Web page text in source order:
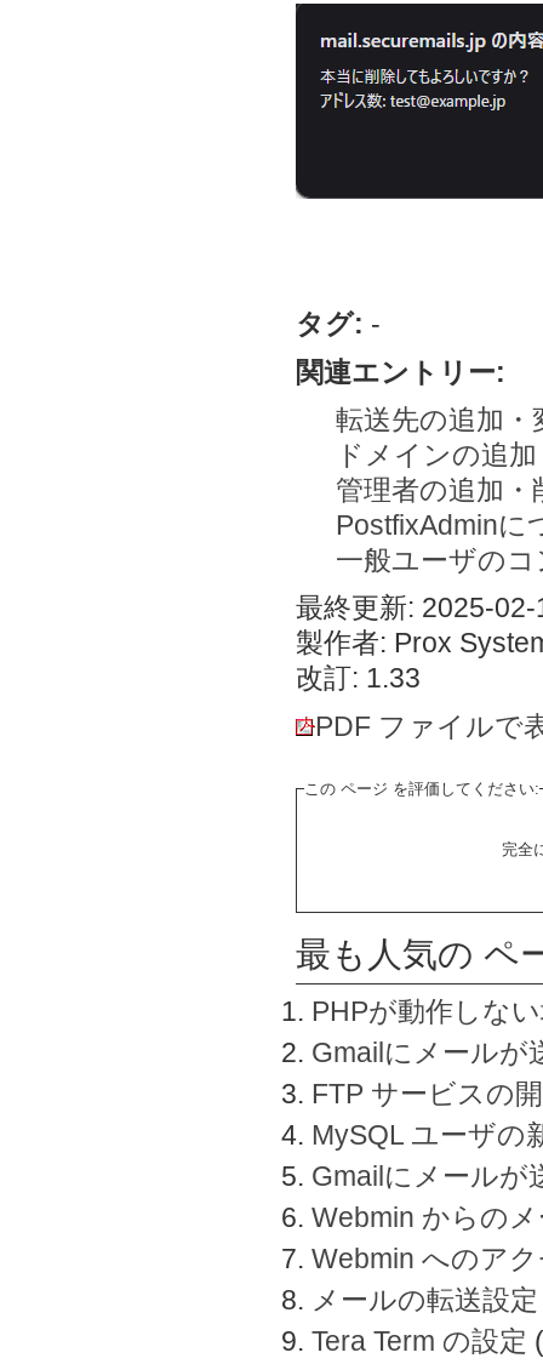
タグ: -
関連エントリー:
転送先の追加・
ドメインの追
管理者の追加・
PostfixAdminに
一般ユーザの
最終更新: 2025-
製作者: Prox
改訂: 1.33
PDF ファイルで
この ページ を評価してください:
完全
最も人気の ペ
PHPが動作しな
Gmailにメールが
FTP サービスの
MySQL ユーザの
Gmailにメールが
Webmin からの
Webmin へのア
メールの転送設定
Tera Term の設定